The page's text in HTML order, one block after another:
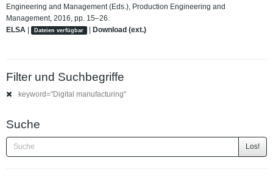
Engineering and Management (Eds.), Production Engineering and
Management, 2016, pp. 15–26.
ELSA | Dateien verfügbar | Download (ext.)
Filter und Suchbegriffe
keyword="Digital manufacturing"
Suche
Los!